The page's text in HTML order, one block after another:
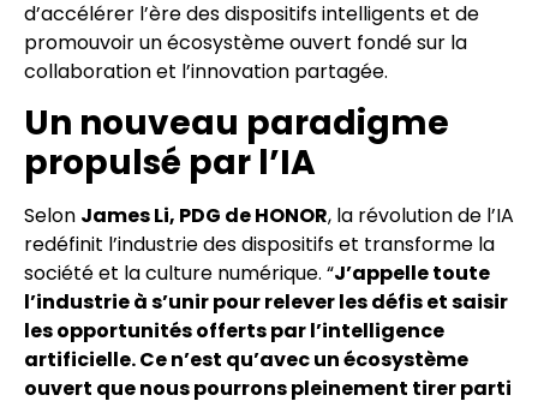
d’accélérer l’ère des dispositifs intelligents et de
promouvoir un écosystème ouvert fondé sur la
collaboration et l’innovation partagée.
Un nouveau paradigme
propulsé par l’IA
Selon James Li, PDG de HONOR, la révolution de l’IA
redéfinit l’industrie des dispositifs et transforme la
société et la culture numérique. “J’appelle toute
l’industrie à s’unir pour relever les défis et saisir
les opportunités offerts par l’intelligence
artificielle. Ce n’est qu’avec un écosystème
ouvert que nous pourrons pleinement tirer parti